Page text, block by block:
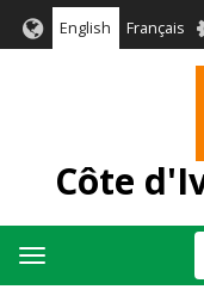
English Français
Côte
Toggle
navigation